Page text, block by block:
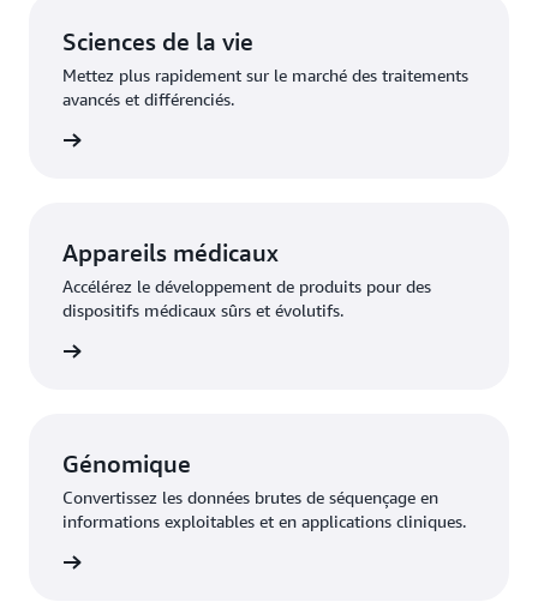
Sciences de la vie
Mettez plus rapidement sur le marché des traitements
avancés et différenciés.
Appareils médicaux
Accélérez le développement de produits pour des
dispositifs médicaux sûrs et évolutifs.
Génomique
Convertissez les données brutes de séquençage en
informations exploitables et en applications cliniques.